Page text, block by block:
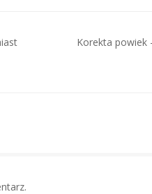
Korekta powiek